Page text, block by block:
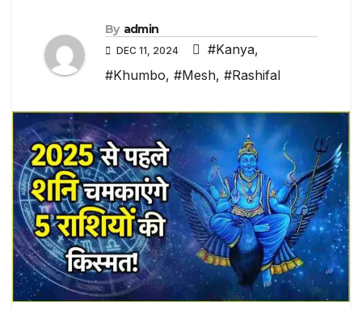
By admin
DEC 11, 2024 #Kanya,
#Khumbo, #Mesh, #Rashifal